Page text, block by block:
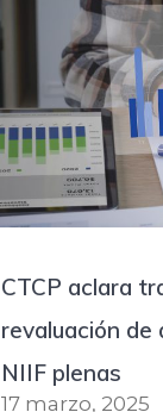
CTCP aclara
revaluación
NIIF plenas
17 marzo, 2025